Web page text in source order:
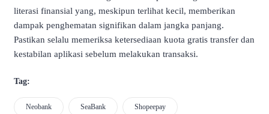
literasi finansial yang, meskipun terlihat kecil, memberikan
dampak penghematan signifikan dalam jangka panjang.
Pastikan selalu memeriksa ketersediaan kuota gratis transfer dan
kestabilan aplikasi sebelum melakukan transaksi.
Tag:
Neobank SeaBank Shopeepay